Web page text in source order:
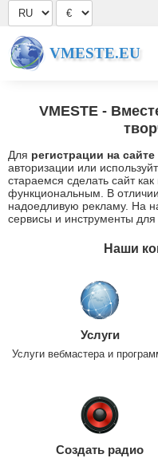
VMESTE.EU
VMESTE -
Для регистрации на сайте
авторизации или
стараемся сделать сайт
функциональным. В
надоедливую рекламу. На
сервисы и инструменты для
Наши
Услуги
Услуги вебмастера и
Создать радио